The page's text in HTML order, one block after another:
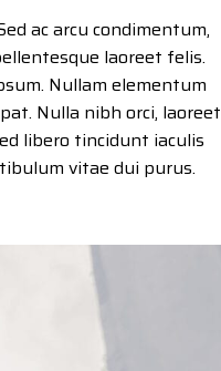
ac arcu condimentum,
laoreet felis.
Nullam elementum
Nulla nibh orci, laoreet
libero tincidunt iaculis
vitae dui purus.